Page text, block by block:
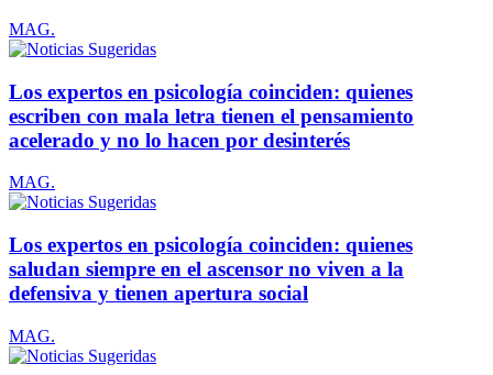
MAG.
Los expertos en psicología coinciden: quienes
escriben con mala letra tienen el pensamiento
acelerado y no lo hacen por desinterés
MAG.
Los expertos en psicología coinciden: quienes
saludan siempre en el ascensor no viven a la
defensiva y tienen apertura social
MAG.